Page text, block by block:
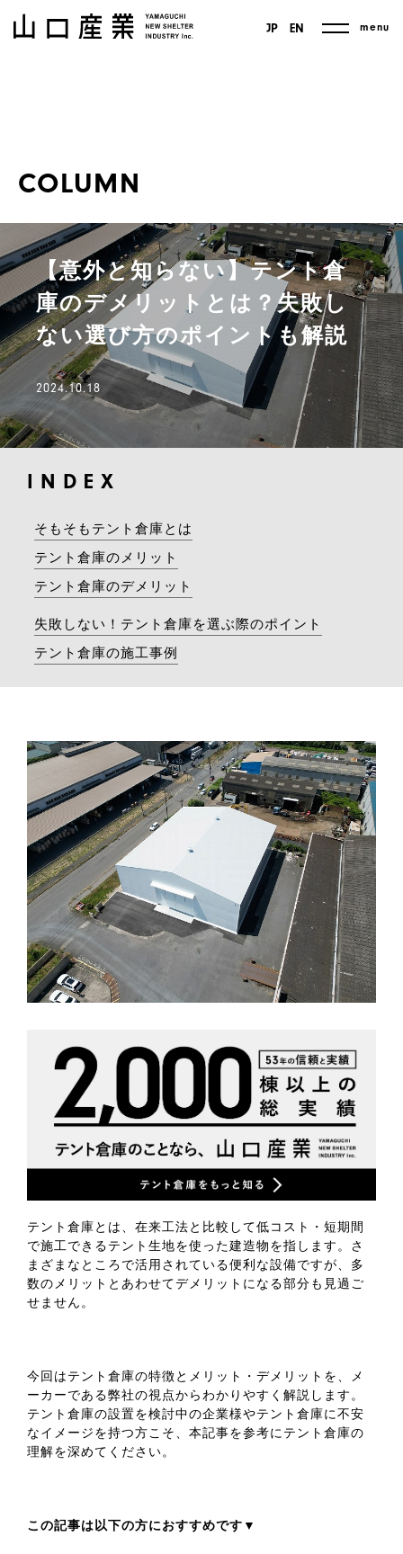
JP EN menu
COLUMN
【意外と知らない】テント倉
庫のデメリットとは？失敗し
ない選び方のポイントも解説
2024.10.18
INDEX
そもそもテント倉庫とは
テント倉庫のメリット
テント倉庫のデメリット
失敗しない！テント倉庫を選ぶ際のポイント
テント倉庫の施工事例
テント倉庫とは、在来工法と比較して低コスト・短期間
で施工できるテント生地を使った建造物を指します。さ
まざまなところで活用されている便利な設備ですが、多
数のメリットとあわせてデメリットになる部分も見過ご
せません。
今回はテント倉庫の特徴とメリット・デメリットを、メ
ーカーである弊社の視点からわかりやすく解説します。
テント倉庫の設置を検討中の企業様やテント倉庫に不安
なイメージを持つ方こそ、本記事を参考にテント倉庫の
理解を深めてください。
この記事は以下の方におすすめです▼